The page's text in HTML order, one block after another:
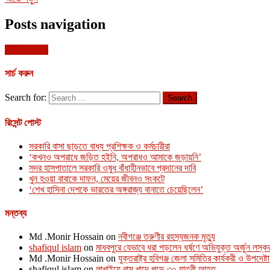
Posts navigation
সার্চ করুন
Search for:
রিসেন্ট পোস্ট
সরকারি বাসা ছাড়তে বাধ্য প্রশিক্ষক ও কর্মচারীরা
‘কখনও অপরাধে জড়িত হইনি, অপরাধও আমাকে জড়ায়নি’
সদর হাসপাতালে সরকারি ওষুধ বাঁধাহীনভাবে প্রদানের দাবি
খুন হওয়া বাবাকে দাফন, মেয়ের জীবনও সংকটে
‘শেখ হাসিনা দেশকে ভারতের অঙ্গরাজ্য বানাতে চেয়েছিলেন’
মন্তব্য
Md .Monir Hossain on নবীগঞ্জে তরুণীর রহস্যজনক মৃত্যু
shafiqul islam on মাধবপুরে যেভাবে ধরা পড়লেন ধর্ষণে অভিযুক্ত অর্জুন
Md .Monir Hossain on যুক্তরাষ্ট্র হবিগঞ্জ জেলা সমিতির কার্যকরী ও